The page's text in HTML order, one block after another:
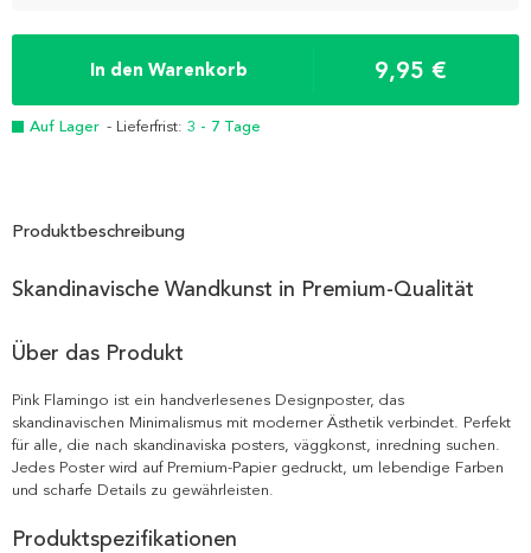
In den Warenkorb 9,95 €
Auf Lager - Lieferfrist: 3 - 7 Tage
Produktbeschreibung
Skandinavische Wandkunst in Premium-Qualität
Über das Produkt
Pink Flamingo ist ein handverlesenes Designposter, das
skandinavischen Minimalismus mit moderner Ästhetik verbindet. Perfekt
für alle, die nach skandinaviska posters, väggkonst, inredning suchen.
Jedes Poster wird auf Premium-Papier gedruckt, um lebendige Farben
und scharfe Details zu gewährleisten.
Produktspezifikationen